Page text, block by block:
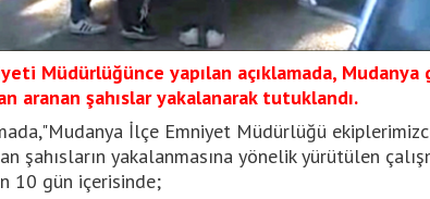
Müdürlüğünce yapılan açıklamada, Mudanya
aranan şahıslar yakalanarak tutuklandı.
İlçe Emniyet Müdürlüğü
şahısların yakalanmasına yönelik yürütülen
10 gün içerisinde;